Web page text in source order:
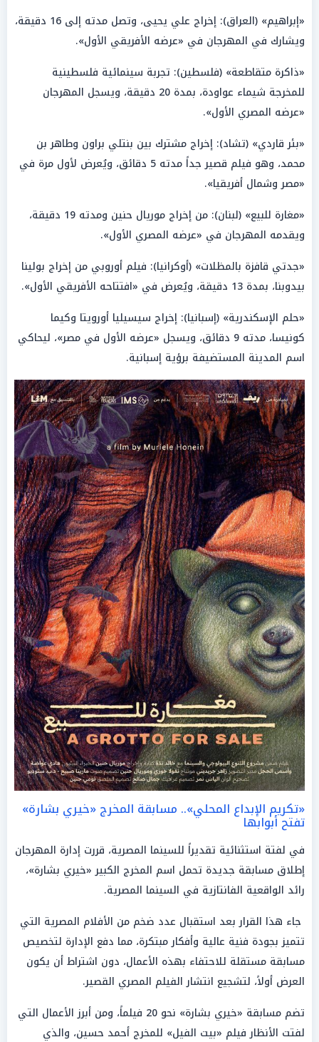
«إبراهيم» (العراق): إخراج علي يحيى، وتصل مدته إلى 16 دقيقة،
ويشارك في المهرجان في «عرضه الأفريقي الأول».
«ذاكرة متقاطعة» (فلسطين): تجربة سينمائية فلسطينية
للمخرجة شيماء عواودة، بمدة 20 دقيقة، ويسجل المهرجان
«عرضه المصري الأول».
«بئر قاردي» (تشاد): إخراج مشترك بين بنتلي براون وطاهر بن
محمد، وهو فيلم قصير جداً مدته 5 دقائق، ويُعرض لأول مرة في
«مصر وشمال أفريقيا».
«مغارة للبيع» (لبنان): من إخراج موريال حنين ومدته 19 دقيقة،
ويقدمه المهرجان في «عرضه المصري الأول».
«جدتي قافزة بالمظلات» (أوكرانيا): فيلم أوروبي من إخراج بولينا
بيدوبنا، بمدة 13 دقيقة، ويُعرض في «افتتاحه الأفريقي الأول».
«حلم الإسكندرية» (إسبانيا): إخراج سيسيليا أورويتا وكيما
كونيسا، مدته 9 دقائق، ويسجل «عرضه الأول في مصر»، ليحاكي
اسم المدينة المستضيفة برؤية إسبانية.
«تكريم الإبداع المحلي».. مسابقة المخرج «خيري بشارة»
تفتح أبوابها
في لفتة استثنائية تقديراً للسينما المصرية، قررت إدارة المهرجان
إطلاق مسابقة جديدة تحمل اسم المخرج الكبير «خيري بشارة»،
رائد الواقعية الفانتازية في السينما المصرية.
جاء هذا القرار بعد استقبال عدد ضخم من الأفلام المصرية التي
تتميز بجودة فنية عالية وأفكار مبتكرة، مما دفع الإدارة لتخصيص
مسابقة مستقلة للاحتفاء بهذه الأعمال، دون اشتراط أن يكون
العرض أولاً، لتشجيع انتشار الفيلم المصري القصير.
تضم مسابقة «خيري بشارة» نحو 20 فيلماً، ومن أبرز الأعمال التي
لفتت الأنظار فيلم «بيت الفيل» للمخرج أحمد حسين، والذي